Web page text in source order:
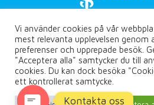
Copyright ©
Designad av
Vi använder cookies på vår
mest relevanta upplevelsen genom
preferenser och upprepade besök.
"Acceptera alla" samtycker du till
cookies. Du kan dock besöka
ett kontrollerat samtycke.
Kontakta oss